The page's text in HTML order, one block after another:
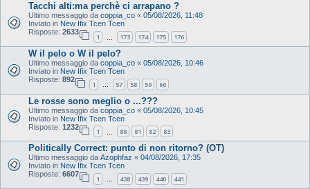
Tacchi alti:ma perchè ci arrapano ?
Ultimo messaggio da coppia_co « 05/08/2026, 11:48
Inviato in New Ifix Tcen Tcen
Risposte: 2633
1 173 174 175 176
W il pelo o W il pelo?
Ultimo messaggio da coppia_co « 05/08/2026, 10:46
Inviato in New Ifix Tcen Tcen
Risposte: 892
1 … 57 58 59 60
Le rosse sono meglio o ...???
Ultimo messaggio da coppia_co « 05/08/2026, 10:45
Inviato in New Ifix Tcen Tcen
Risposte: 1232
1 80 81 82 83
Politically Correct: punto di non ritorno? (OT)
Ultimo messaggio da Azophfaz « 04/08/2026, 17:35
Inviato in New Ifix Tcen Tcen
Risposte: 6607
1 … 438 439 440 441